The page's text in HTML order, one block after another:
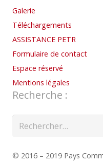
Galerie
Téléchargements
ASSISTANCE PETR
Formulaire de contact
Espace réservé
Mentions légales
Recherche :
© 2016 – 2019 Pays